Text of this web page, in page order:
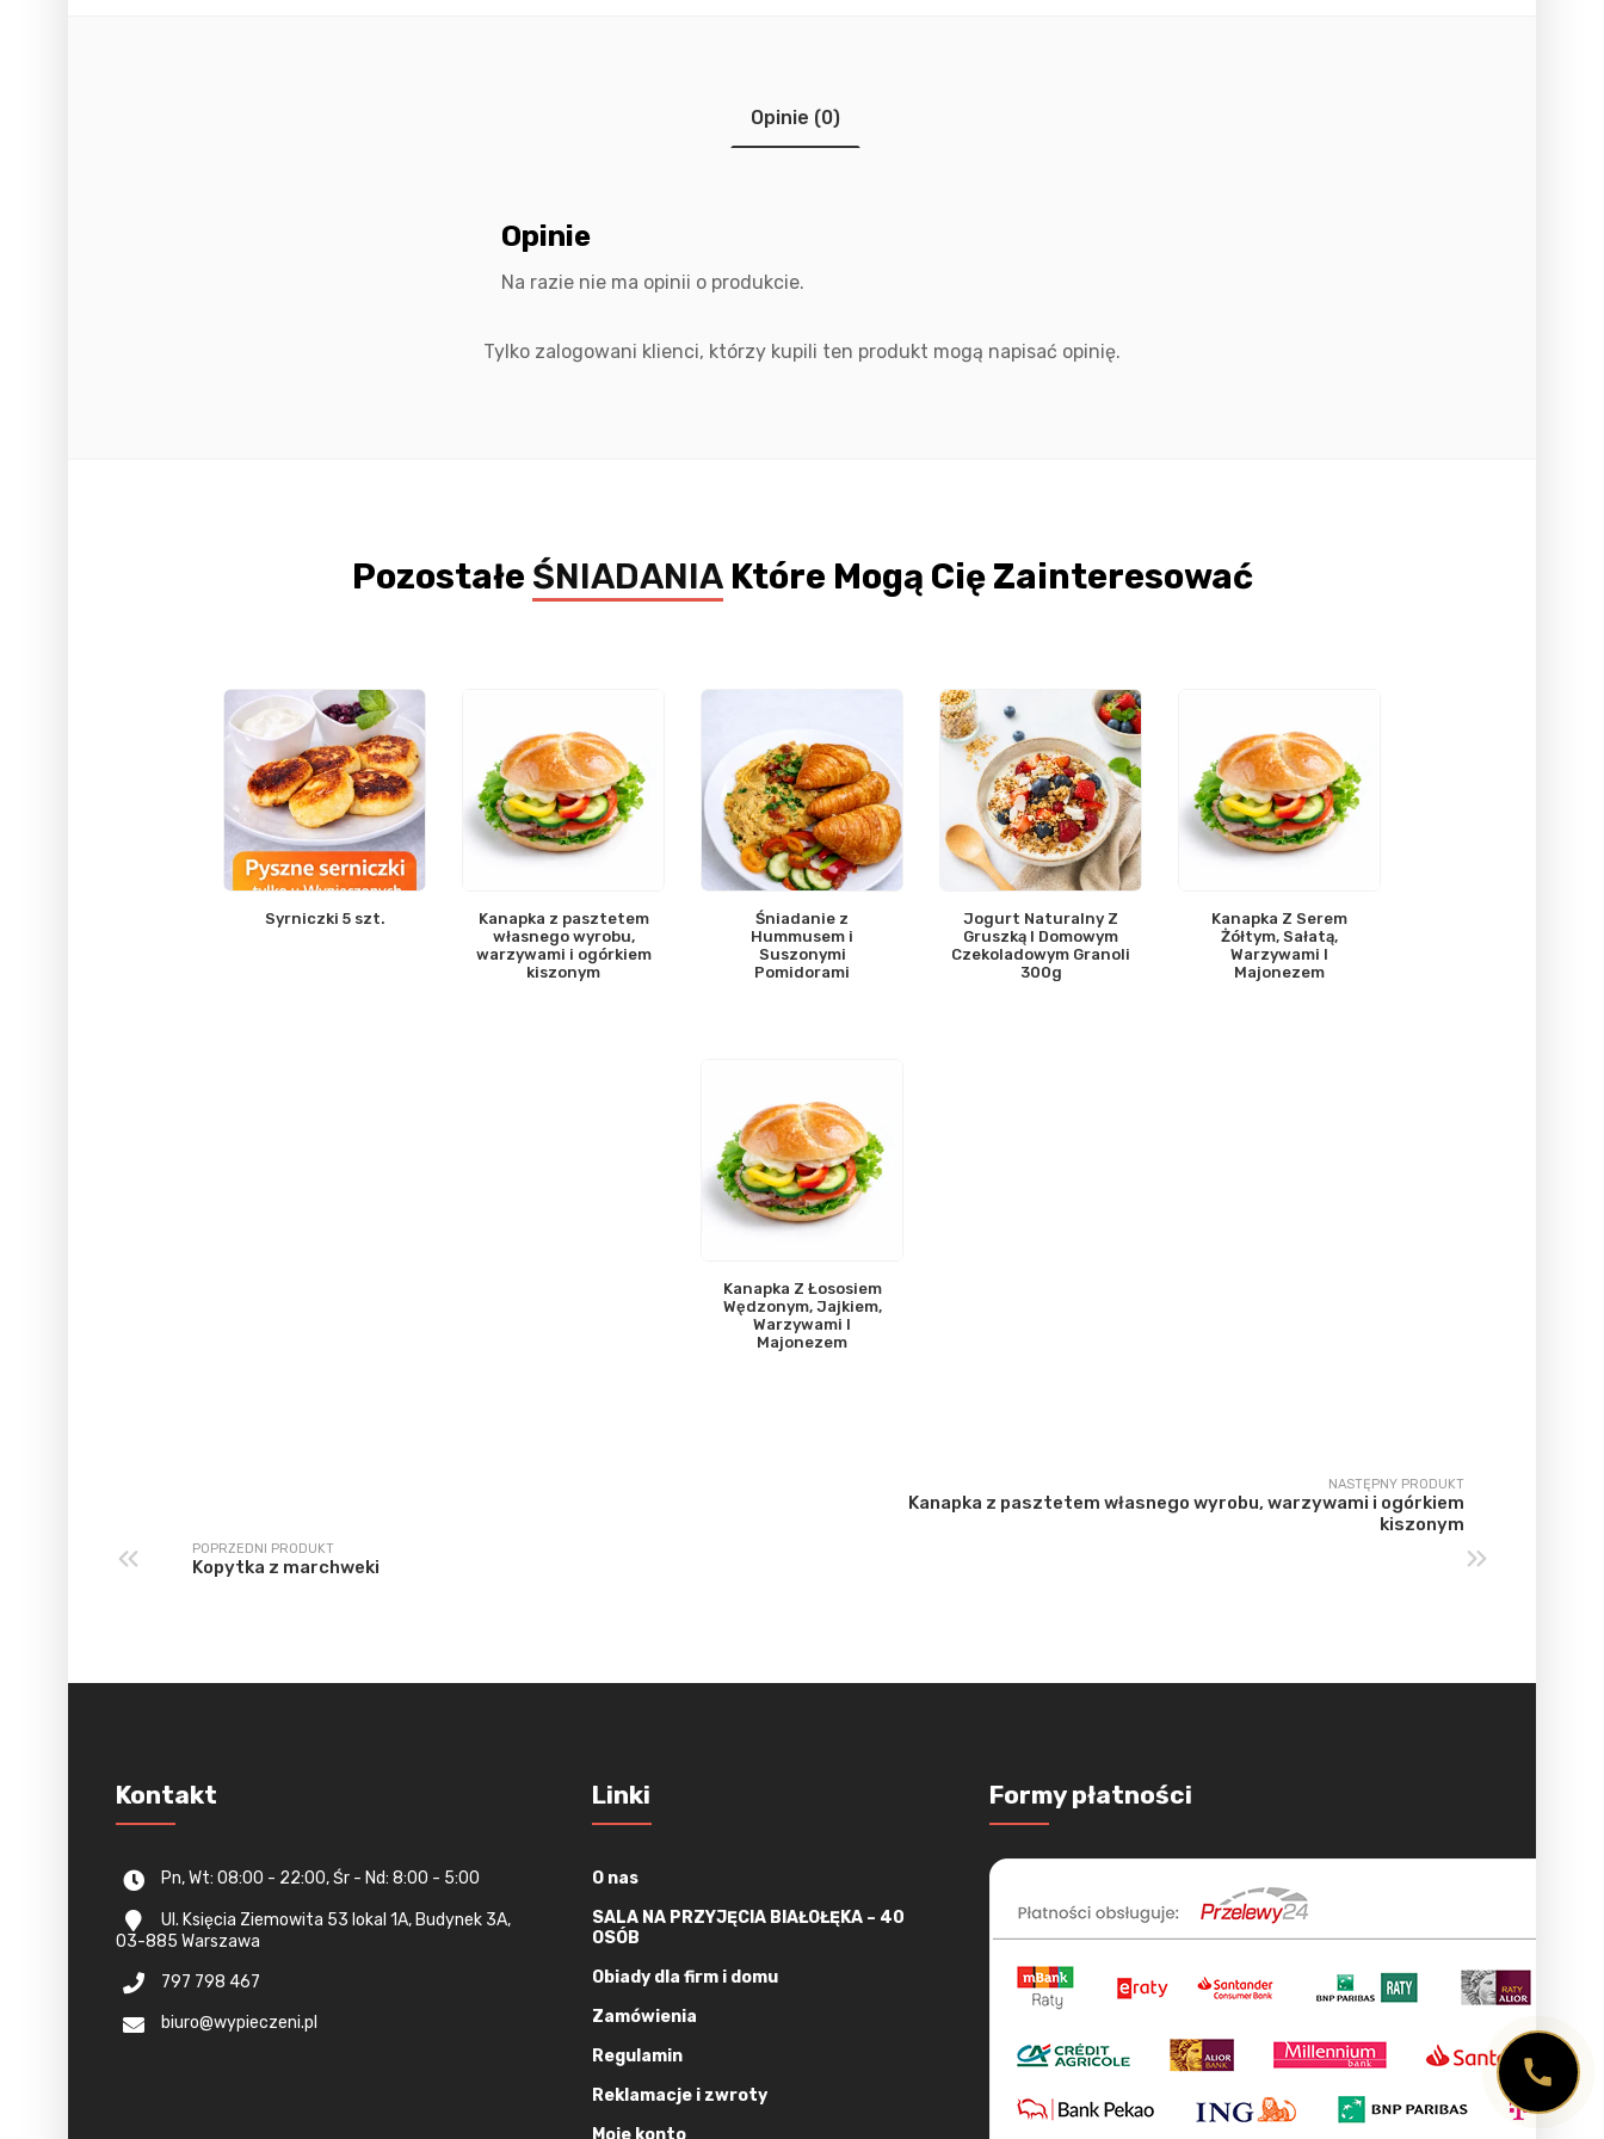
Opinie (0)
Opinie
Na razie nie ma opinii o produkcie.
Tylko zalogowani klienci, którzy kupili ten produkt mogą napisać opinię.
Pozostałe ŚNIADANIAKtóre Mogą Cię Zainteresować
Syrniczki 5 szt.
Kanapka z pasztetem
własnego wyrobu,
warzywami i ogórkiem
kiszonym
Śniadanie z
Hummusem i
Suszonymi
Pomidorami
Jogurt Naturalny Z
Gruszką I Domowym
Czekoladowym Granoli
300g
Kanapka Z Serem
Żółtym, Sałatą,
Warzywami I
Majonezem
Kanapka Z Łososiem
Wędzonym, Jajkiem,
Warzywami I
Majonezem
POPRZEDNI PRODUKT
Kopytka z marchweki
NASTĘPNY PRODUKT
Kanapka z pasztetem własnego wyrobu, warzywami i ogórkiem
kiszonym
Kontakt
Pn, Wt: 08:00 - 22:00, Śr - Nd: 8:00 - 5:00
Ul. Księcia Ziemowita 53 lokal 1A, Budynek 3A,
03-885 Warszawa
797 798 467
biuro@wypieczeni.pl
Linki
O nas
SALA NA PRZYJĘCIA BIAŁOŁĘKA – 40
OSÓB
Obiady dla firm i domu
Zamówienia
Regulamin
Reklamacje i zwroty
Formy płatności